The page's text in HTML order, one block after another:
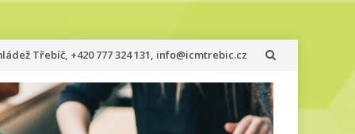
Třebíč, +420 777 324 131, info@icmtrebic.cz